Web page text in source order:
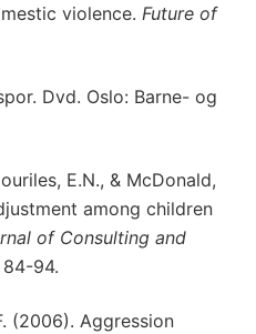
violence. Future of
Dvd. Oslo: Barne- og
E.N., & McDonald,
among children
of Consulting and
94.
(2006). Aggression